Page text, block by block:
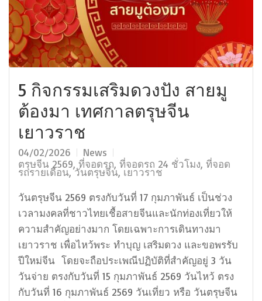
5 กิจกรรมเสริมดวงปัง สายมู
ต้องมา เทศกาลตรุษจีน
เยาวราช
04/02/2026
News
ตรุษจีน 2569, ที่จอดรถ, ที่จอดรถ 24 ชั่วโมง, ที่จอด
รถรายเดือน,วันตรุษจีน, เยาวราช
วันตรุษจีน 2569 ตรงกับวันที่ 17 กุมภาพันธ์ เป็นช่วง
เวลามงคลที่ชาวไทยเชื้อสายจีนและนักท่องเที่ยวให้
ความสำคัญอย่างมาก โดยเฉพาะการเดินทางมา
เยาวราช เพื่อไหว้พระ ทำบุญ เสริมดวง และขอพรรับ
ปีใหม่จีน โดยจะถือประเพณีปฏิบัติที่สำคัญอยู่ 3 วัน
วันจ่าย ตรงกับวันที่ 15 กุมภาพันธ์ 2569 วันไหว้ ตรง
กับวันที่ 16 กุมภาพันธ์ 2569 วันเที่ยว หรือ วันตรุษจีน